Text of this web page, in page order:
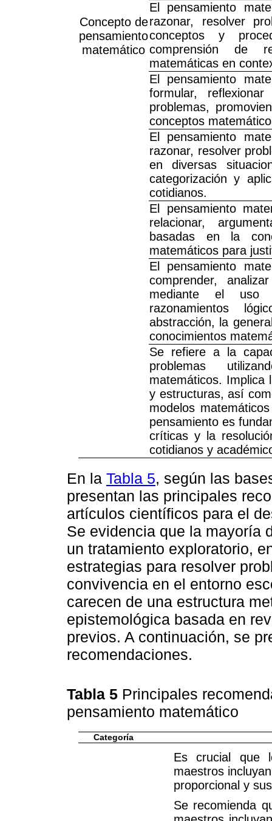
Concepto de
pensamiento
matemático
El pensamiento
razonar, resolver
conceptos y
comprensión de
matemáticas en
El pensamiento
formular,
problemas,
conceptos
El pensamiento
razonar, resolver
en diversas
categorización y
cotidianos.
El pensamiento
relacionar,
basadas en la
matemáticos para
El pensamiento
comprender,
mediante el uso
razonamientos
abstracción, la
conocimientos
Se refiere a la
problemas
matemáticos. Implica
y estructuras, así
modelos
pensamiento es
críticas y la
cotidianos y
En la Tabla 5, según las
presentan las principales
artículos científicos para el
Se evidencia que la mayoría
un tratamiento exploratorio,
estrategias para resolver
convivencia en el entorno
carecen de una estructura
epistemológica basada en
previos. A continuación, se
recomendaciones.
Tabla 5 Principales
pensamiento matemático
Categoría
Es crucial que
maestros
proporcional y
Se recomienda